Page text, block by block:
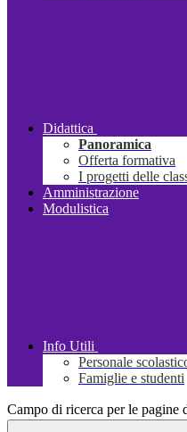
Didattica
Panoramica
Offerta formativa
I progetti delle
Amministrazione
Modulistica
Info Utili
Personale
Famiglie e studenti
Campo di ricerca per le pagine